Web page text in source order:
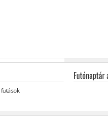
futások
Futónaptár